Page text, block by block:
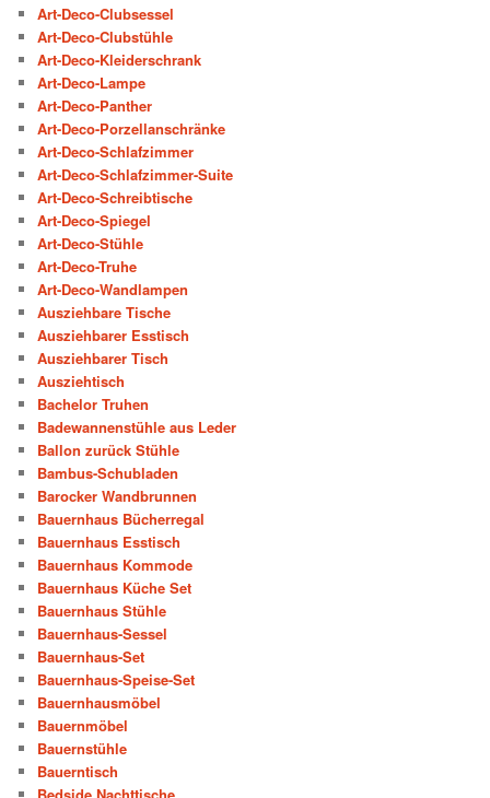
Art-Deco-Clubsessel
Art-Deco-Clubstühle
Art-Deco-Kleiderschrank
Art-Deco-Lampe
Art-Deco-Panther
Art-Deco-Porzellanschränke
Art-Deco-Schlafzimmer
Art-Deco-Schlafzimmer-Suite
Art-Deco-Schreibtische
Art-Deco-Spiegel
Art-Deco-Stühle
Art-Deco-Truhe
Art-Deco-Wandlampen
Ausziehbare Tische
Ausziehbarer Esstisch
Ausziehbarer Tisch
Ausziehtisch
Bachelor Truhen
Badewannenstühle aus Leder
Ballon zurück Stühle
Bambus-Schubladen
Barocker Wandbrunnen
Bauernhaus Bücherregal
Bauernhaus Esstisch
Bauernhaus Kommode
Bauernhaus Küche Set
Bauernhaus Stühle
Bauernhaus-Sessel
Bauernhaus-Set
Bauernhaus-Speise-Set
Bauernhausmöbel
Bauernmöbel
Bauernstühle
Bauerntisch